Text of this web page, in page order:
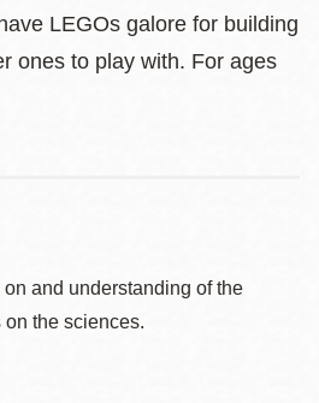
LEGOs galore for building
ones to play with. For ages
and understanding of the
the sciences.